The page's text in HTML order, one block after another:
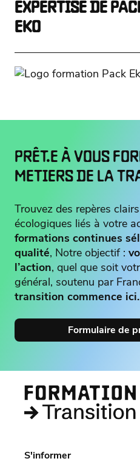
EXPERTISE DE
EKO
PRÊT.E À VOUS
METIERS DE LA
Trouvez des repères
écologiques liés à votre
formations continues
qualité, Notre objectif :
l’action, quel que soit
général, soutenu par
transition commence ici.
Formulaire de
S'informer